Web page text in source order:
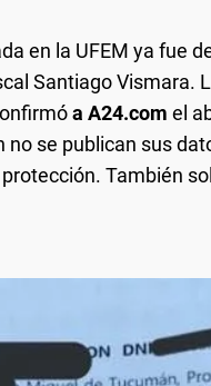
en la UFEM ya fue
Santiago Vismara.
a A24.com el
no se publican sus
También